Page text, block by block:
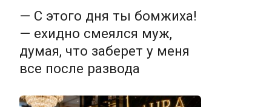
— С этого дня ты бомжиха!
— ехидно смеялся муж,
думая, что заберет у меня
все после развода